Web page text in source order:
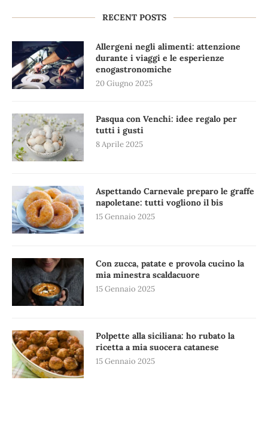
RECENT POSTS
Allergeni negli alimenti: attenzione
durante i viaggi e le esperienze
enogastronomiche
20 Giugno 2025
Pasqua con Venchi: idee regalo per
tutti i gusti
8 Aprile 2025
Aspettando Carnevale preparo le graffe
napoletane: tutti vogliono il bis
15 Gennaio 2025
Con zucca, patate e provola cucino la
mia minestra scaldacuore
15 Gennaio 2025
Polpette alla siciliana: ho rubato la
ricetta a mia suocera catanese
15 Gennaio 2025